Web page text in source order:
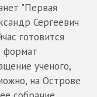
"Первая
Сергеевич
готовится
формат
ученого,
на Острове